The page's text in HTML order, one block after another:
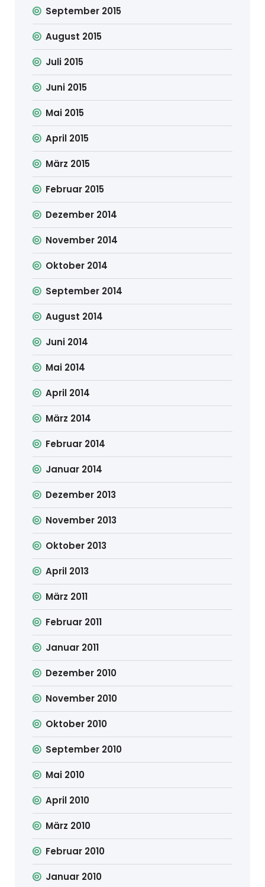
September 2015
August 2015
Juli 2015
Juni 2015
Mai 2015
April 2015
März 2015
Februar 2015
Dezember 2014
November 2014
Oktober 2014
September 2014
August 2014
Juni 2014
Mai 2014
April 2014
März 2014
Februar 2014
Januar 2014
Dezember 2013
November 2013
Oktober 2013
April 2013
März 2011
Februar 2011
Januar 2011
Dezember 2010
November 2010
Oktober 2010
September 2010
Mai 2010
April 2010
März 2010
Februar 2010
Januar 2010